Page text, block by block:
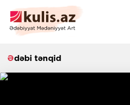
Ədəbi tənqid